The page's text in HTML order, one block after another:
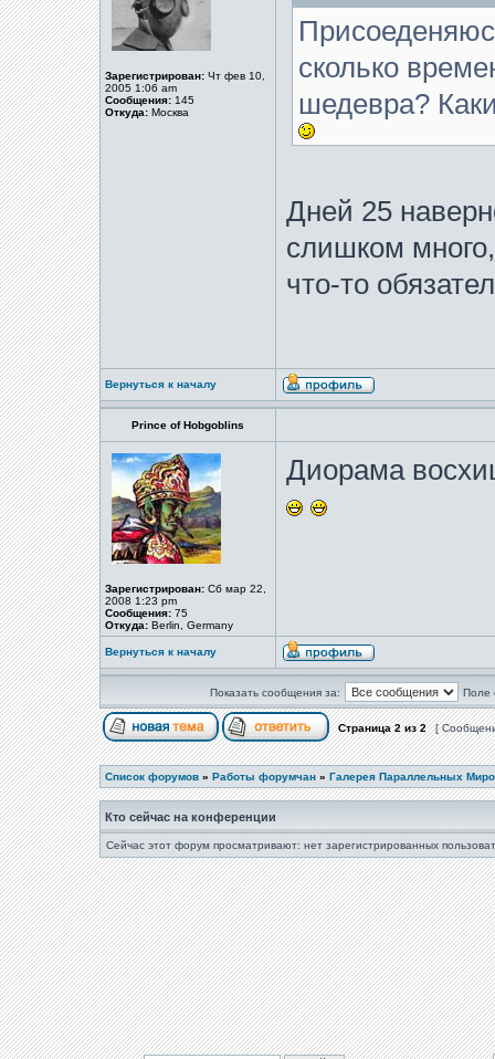
Зарегистрирован: Чт фев 10,
2005 1:06 am
Сообщения: 145
Откуда: Москва
сколько
шедевра?
Дней 25
слишком
что-то
Вернуться к началу
Prince of Hobgoblins
Зарегистрирован: Сб мар 22,
2008 1:23 pm
Сообщения: 75
Откуда: Berlin, Germany
Диорама
Вернуться к началу
Показать сообщения за: Поле
Страница2из2 [
Список форумов » Работы форумчан » Галерея Параллельных
Кто сейчас на конференции
Сейчас этот форум просматривают: нет зарегистрированных